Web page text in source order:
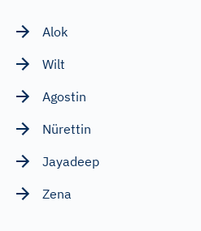
Alok
Wilt
Agostin
Nürettin
Jayadeep
Zena